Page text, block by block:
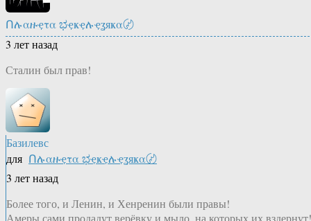
Ոሉαዙҿτα ಭҿҝҿሉҿʓяҝα〄
3 лет назад
Сталин был прав!
Базилевс
для Ոሉαዙҿτα ಭҿҝҿሉҿʓяҝα〄
3 лет назад
Более того, и Ленин, и Хенренин были правы!